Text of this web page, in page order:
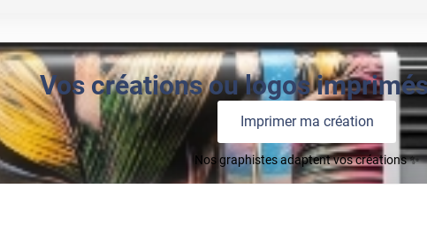
Vos créations ou logos
Imprimer ma création
Nos graphistes adaptent vos créations ✨